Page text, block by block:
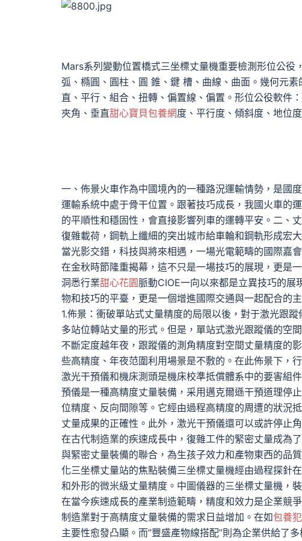
Mars系列變動位置橋式三坐標丈量機重要檢測形位公役
弧、橢圓、圓柱、圓 錐、鍵 槽、曲線、曲面。幾何元
直、平行、組合、扭轉、偏置線、偏置。形位公役軟件
夾角、垂直甜心寶貝包養網度、平行度、傾斜度、地位
一、佈景火車作為中國境內的一種路況運輸情勢，是國
運輸系統中處于骨干位置。跟著技巧成長，我國火車的
的平順性和穩固性，會直接影響列車的運轉平安。二、
復雜載荷，鋼軌上纖細的突出城市給車輪和鋼軌形成宏大
當光影交錯，科技與將來相遇，一場光電範疇的國際嘉
在金秋時節隆重揭幕，這不只是一場技巧的展現，更是
洞悉行業甜心花園脈動CIOE一向以來都是立異技巧的
物和技巧的平臺，更是一個增進國際交通與一起配合的
1.佈景：衝破單站式丈量精度的局限以後，對于激光跟蹤
多站位轉站丈量的形式。但是，單站式激光跟蹤儀的
不斷定度越年夜，跟蹤儀的測角精度對空間丈量精度的
些高精度、年夜范圍利用場景是不敷的。在此佈景下，
激光干預儀和機床測頭是機床校準抵償體系中的要害組
預儀是一種高精度丈量裝備，采用邁克爾遜干預道理停止
位精度、反向間隙等。它經由過程高精度的周遭的狀況
丈量成果的正確性。此外，激光干預儀還可以或許停止
在古代制造業的疾速成長中，復雜工件的緊密丈量成為
與緊密丈量裝備的聯合，為生孩子效力和產物東西的品
化三坐標丈量站的焦點裝備三坐標丈量機經由過程探針
和外形的微米級丈量精度。中圖儀器的三坐標丈量機，
在當今疾速成長的產業制造範疇，精度和效力是企業競
制造業對于高精度丈量裝備的需求日益增加。在如包養
主要性愈發凸顯。而”豐盛產物線搭配”則為企業供給了